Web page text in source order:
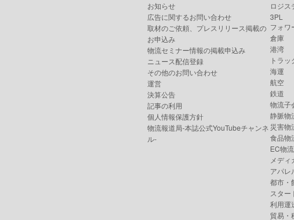
お知らせ
広告に関するお問い合わせ
取材のご依頼、プレスリリース掲載の
お申込み
物流セミナー情報の掲載申込み
ニュース配信登録
その他のお問い合わせ
運営
決算公告
記事の利用
個人情報保護方針
物流報道局-本誌公式YouTubeチャンネ
ル-
ロジス
3PL
フォワ
倉庫
港湾
トラッ
海運
航空
鉄道
物流子
静脈物
災害物
食品物
EC物流
メディ
アパレ
都市・
スター
利用運
貿易・